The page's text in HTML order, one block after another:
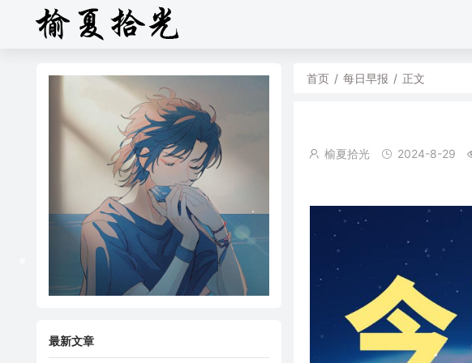
首页 / 每日早报 / 正文
榆夏拾光 2024-8-29
最新文章